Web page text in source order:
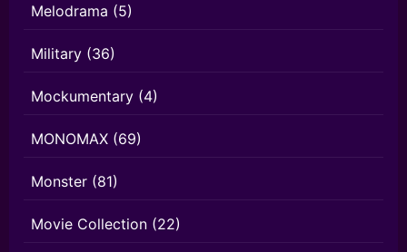
Melodrama (5)
Military (36)
Mockumentary (4)
MONOMAX (69)
Monster (81)
Movie Collection (22)